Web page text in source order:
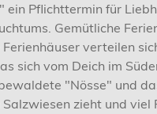
ein Pflichttermin für
Gemütliche
verteilen
sich vom Deich im
"Nösse" und
Salzwiesen zieht und viel